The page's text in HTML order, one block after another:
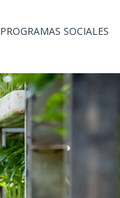
PROGRAMAS SOCIALES